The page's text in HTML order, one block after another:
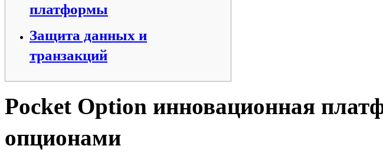
платформы
Защита данных и
транзакций
Pocket Option инновационная
опционами